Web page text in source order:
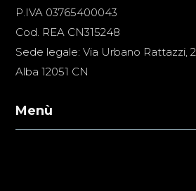
P.IVA 03765400043
Cod. REA CN315248
Sede legale: Via Urbano Rattazzi, 2
Alba 12051 CN
Menù